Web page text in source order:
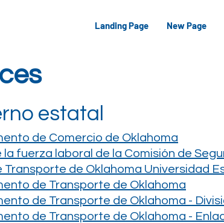
Landing Page New Page
estatal
de Comercio de Oklahoma
la fuerza laboral de la Comisión de
Transporte de Oklahoma Universidad
de Transporte de Oklahoma
de Transporte de Oklahoma -
de Transporte de Oklahoma -